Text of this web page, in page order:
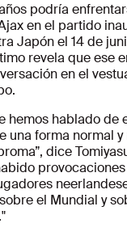
podría
en el partido
Japón el 14 de
revela que ese
en el
hemos hablado de
una forma normal
dice
el Mundial y